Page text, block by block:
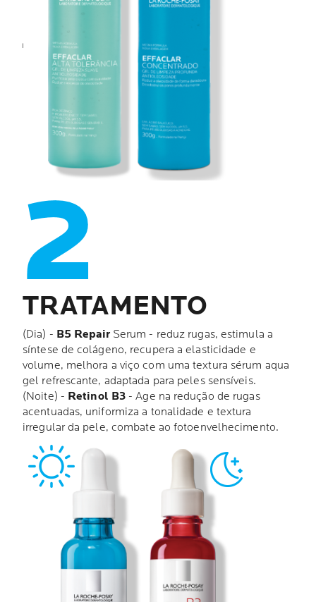
TRATAMENTO
(Dia) - B5 RepairSerum - reduz rugas, estimula a
síntese de colágeno, recupera a elasticidade e
volume, melhora a viço com uma textura sérum aqua
gel refrescante, adaptada para peles sensíveis.
(Noite) - Retinol B3 - Age na redução de rugas
acentuadas, uniformiza a tonalidade e textura
irregular da pele, combate ao fotoenvelhecimento.